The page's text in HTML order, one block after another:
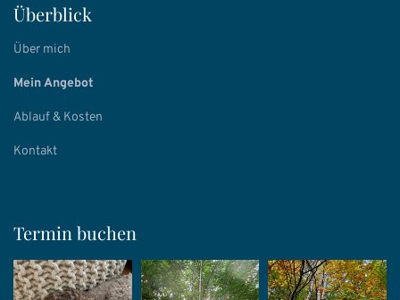
Überblick
Über mich
Mein Angebot
Ablauf & Kosten
Kontakt
Termin buchen